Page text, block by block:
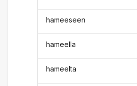
hameeseen
hameella
hameelta